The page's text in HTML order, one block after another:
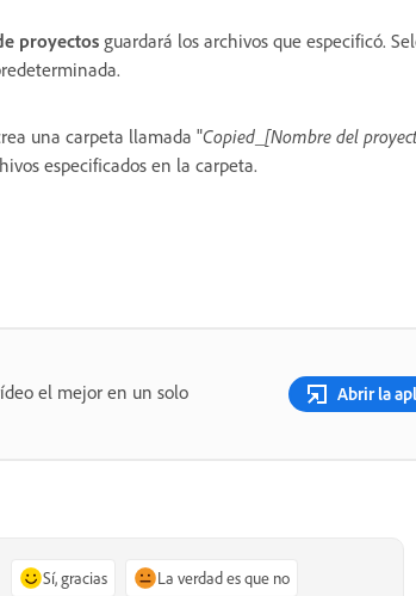
proyectosguardará los archivos que especificó.
una carpeta llamada "Copied_[Nombre del
especificados en la carpeta.
el mejor en un solo
Abrir la
Sí, gracias La verdad es que no